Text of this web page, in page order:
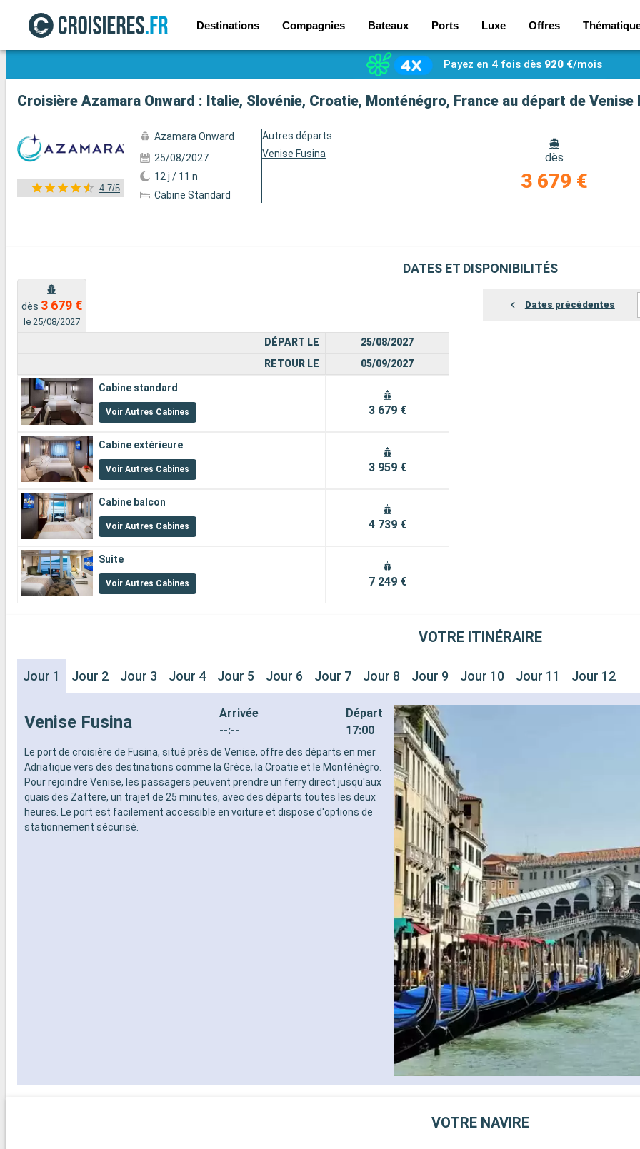
Destinations Compagnies Bateaux Ports Luxe Offres
Voir les 39 autres photos
Payez en 4 fois dès 920 €/mois
Croisière Azamara Onward : Italie, Slovénie, Croatie, Monténégro, France au départ de Venise
4.7/5
Azamara Onward
25/08/2027
12 j / 11 n
Cabine Standard
Autres départs
Venise Fusina
dès
3 679 €
DATES ET DISPONIBILITÉS
dès 3 679 €
le 25/08/2027
Dates précédentes
DÉPART LE
RETOUR LE
Cabine standard
Voir Autres Cabines
Cabine extérieure
Voir Autres Cabines
Cabine balcon
Voir Autres Cabines
Suite
Voir Autres Cabines
25/08/2027
05/09/2027
3 679 €
3 959 €
4 739 €
7 249 €
VOTRE ITINÉRAIRE
Jour 1 Jour 2 Jour 3 Jour 4 Jour 5 Jour 6 Jour 7 Jour 8 Jour 9 Jour 10 Jour 11 Jour 12
Venise Fusina
Arrivée
--:--
Départ
17:00
Le port de croisière de Fusina, situé près de Venise, offre des départs en mer
Adriatique vers des destinations comme la Grèce, la Croatie et le Monténégro.
Pour rejoindre Venise, les passagers peuvent prendre un ferry direct jusqu'aux
quais des Zattere, un trajet de 25 minutes, avec des départs toutes les deux
heures. Le port est facilement accessible en voiture et dispose d'options de
stationnement sécurisé.
VOTRE NAVIRE